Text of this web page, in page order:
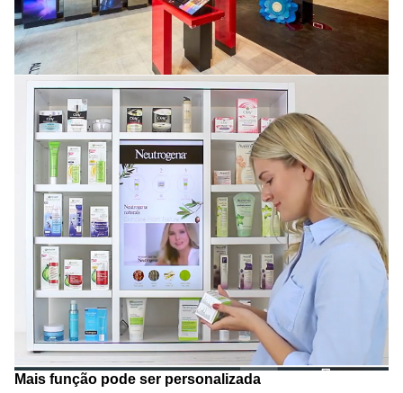
Mais função pode ser personalizada